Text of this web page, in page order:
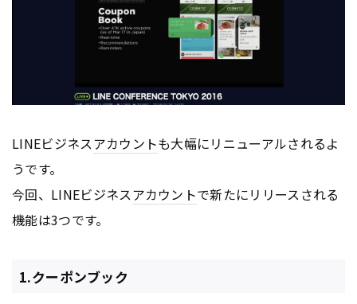
LINEビジネスアカウントも大幅にリニューアルされるよ
うです。
今回、LINEビジネスアカウントで新たにリリースされる
機能は3つです。
1.クーポンブック